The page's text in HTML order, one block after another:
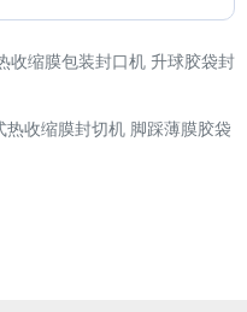
收缩膜包装封口机 升球胶袋封
热收缩膜封切机 脚踩薄膜胶袋